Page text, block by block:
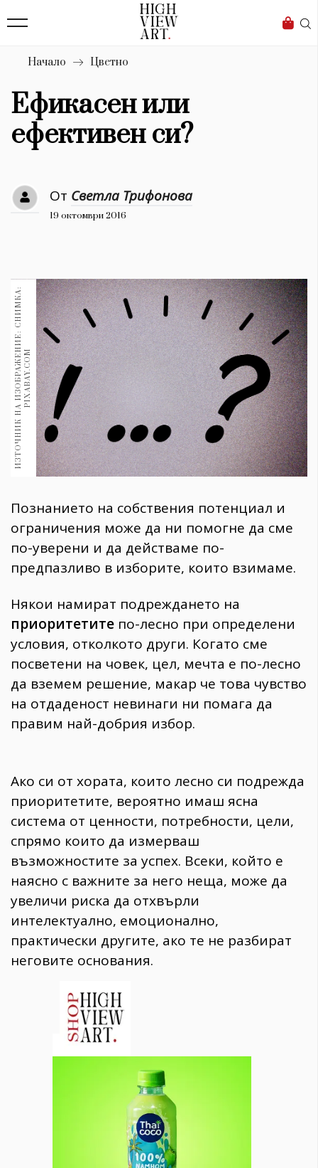
Бизнес
Мода
Dialogue
Изкуство
4340
Красота
777
Книги 1188
30+ 1970
Гурме 1710
Пътувай
237
Здраве 389
Gentlemen
382
Wellness
1817
ПОСЛЕДВАЙТЕ
НИ
Начало Цветно
Ефикасен или
ефективен си?
От Светла Трифонова
19 октомври 2016
И
З
Т
О
Ч
Н
И
К
Н
А
И
З
О
Б
Р
А
Ж
Е
Н
И
Е
:
С
Н
И
М
К
А
:
P
I
X
A
B
A
Y
.
C
OM
Познанието на собствения потенциал и
ограничения може да ни помогне да сме
по-уверени и да действаме по-
предпазливо в изборите, които взимаме.
Някои намират подреждането на
приоритетите по-лесно при определени
условия, отколкото други. Когато сме
посветени на човек, цел, мечта е по-лесно
да вземем решение, макар че това чувство
на отдаденост невинаги ни помага да
правим най-добрия избор.
Ако си от хората, които лесно си подрежда
приоритетите, вероятно имаш ясна
система от ценности, потребности, цели,
спрямо които да измерваш
възможностите за успех. Всеки, който е
наясно с важните за него неща, може да
увеличи риска да отхвърли
интелектуално, емоционално,
практически другите, ако те не разбират
неговите основания.